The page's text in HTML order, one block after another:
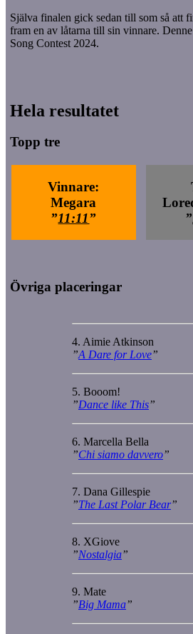
Själva finalen gick sedan till som så att
fram en av låtarna till sin vinnare.
Song Contest 2024.
Hela resultatet
Topp tre
Vinnare:
Megara
”11:11”
”
Övriga placeringar
4. Aimie Atkinson
”A Dare for Love”
5. Booom!
”Dance like This”
6. Marcella Bella
”Chi siamo davvero”
7. Dana Gillespie
”The Last Polar Bear”
8. XGiove
”Nostalgia”
9. Mate
”Big Mama”